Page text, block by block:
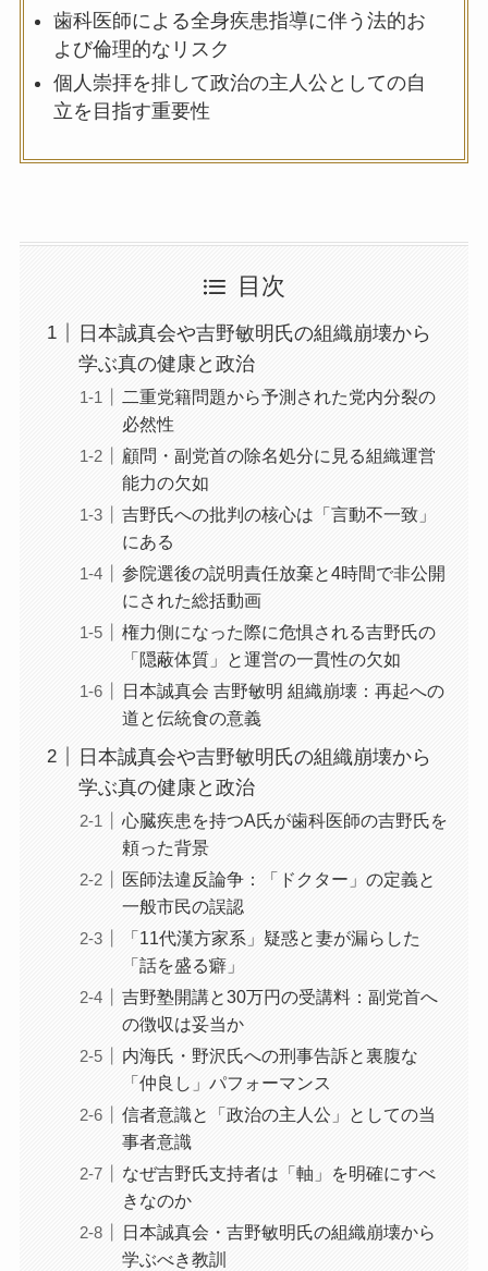
歯科医師による全身疾患指導に伴う法的お
よび倫理的なリスク
個人崇拝を排して政治の主人公としての自
立を目指す重要性
目次
日本誠真会や吉野敏明氏の組織崩壊から
学ぶ真の健康と政治
二重党籍問題から予測された党内分裂の
必然性
顧問・副党首の除名処分に見る組織運営
能力の欠如
吉野氏への批判の核心は「言動不一致」
にある
参院選後の説明責任放棄と4時間で非公開
にされた総括動画
権力側になった際に危惧される吉野氏の
「隠蔽体質」と運営の一貫性の欠如
日本誠真会 吉野敏明 組織崩壊：再起への
道と伝統食の意義
日本誠真会や吉野敏明氏の組織崩壊から
学ぶ真の健康と政治
心臓疾患を持つA氏が歯科医師の吉野氏を
頼った背景
医師法違反論争：「ドクター」の定義と
一般市民の誤認
「11代漢方家系」疑惑と妻が漏らした
「話を盛る癖」
吉野塾開講と30万円の受講料：副党首へ
の徴収は妥当か
内海氏・野沢氏への刑事告訴と裏腹な
「仲良し」パフォーマンス
信者意識と「政治の主人公」としての当
事者意識
なぜ吉野氏支持者は「軸」を明確にすべ
きなのか
日本誠真会・吉野敏明氏の組織崩壊から
学ぶべき教訓